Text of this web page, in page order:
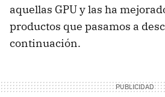
aquellas GPUy las ha
productos que pasamos a
continuación.